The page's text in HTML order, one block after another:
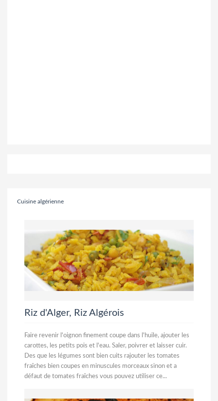
Cuisine algérienne
Riz d'Alger, Riz Algérois
Faire revenir l'oignon finement coupe dans l'huile, ajouter les
carottes, les petits pois et l'eau. Saler, poivrer et laisser cuir.
Des que les légumes sont bien cuits rajouter les tomates
fraîches bien coupes en minuscules morceaux sinon et a
défaut de tomates fraîches vous pouvez utiliser ce...